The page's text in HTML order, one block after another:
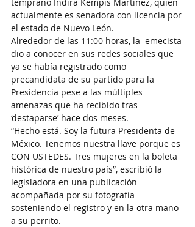
actualmente es senadora con licencia por
el estado de Nuevo León.
Alrededor de las 11:00 horas, la  emecista
dio a conocer en sus redes sociales que
ya se había registrado como
precandidata de su partido para la
Presidencia pese a las múltiples
amenazas que ha recibido tras
‘destaparse’ hace dos meses.
“Hecho está. Soy la futura Presidenta de
México. Tenemos nuestra llave porque es
CON USTEDES. Tres mujeres en la boleta
histórica de nuestro país”, escribió la
legisladora en una publicación
acompañada por su fotografía
sosteniendo el registro y en la otra mano
a su perrito.